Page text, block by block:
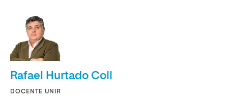
Rafael Hurtado Coll
DOCENTE UNIR